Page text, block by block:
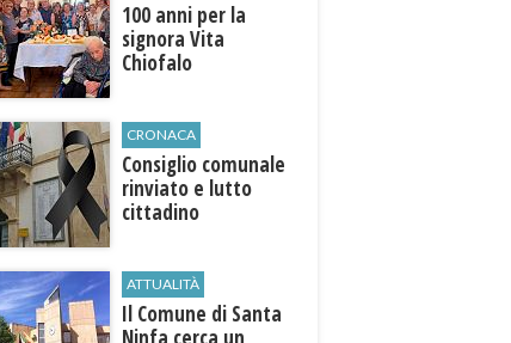
100 anni per la
signora Vita
Chiofalo
CRONACA
Consiglio comunale
rinviato e lutto
cittadino
ATTUALITÀ
Il Comune di ​Santa